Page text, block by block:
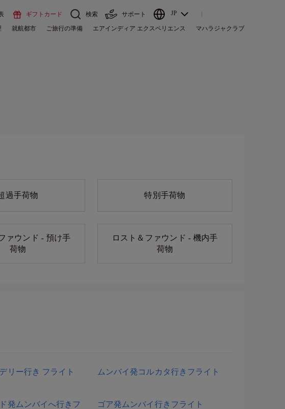
ギフトカード 検索 サポート JP
就航都市 ご旅行の準備 エアインディア エクスペリエンス マハラジャクラブ
過手荷物 特別手荷物
ァウンド - 預け手
荷物
ロスト＆ファウンド - 機内手
荷物
リー行き フライト ムンバイ発コルカタ行きフライト
発ムンバイへ行きフ
ゴア発ムンバイ行きフライト